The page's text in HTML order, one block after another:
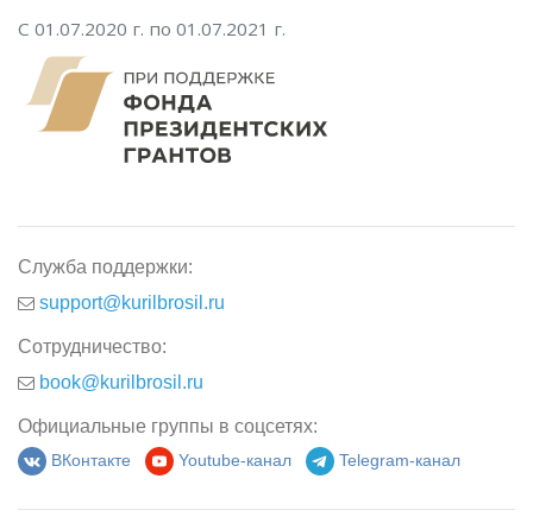
С 01.07.2020 г. по 01.07.2021 г.
Служба поддержки:
support@kurilbrosil.ru
Сотрудничество:
book@kurilbrosil.ru
Официальные группы в соцсетях:
ВКонтакте Youtube-канал Telegram-канал